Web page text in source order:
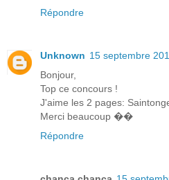
Répondre
Unknown 15 septembre
Bonjour,
Top ce concours !
J'aime les 2 pages:
Merci beaucoup ��
Répondre